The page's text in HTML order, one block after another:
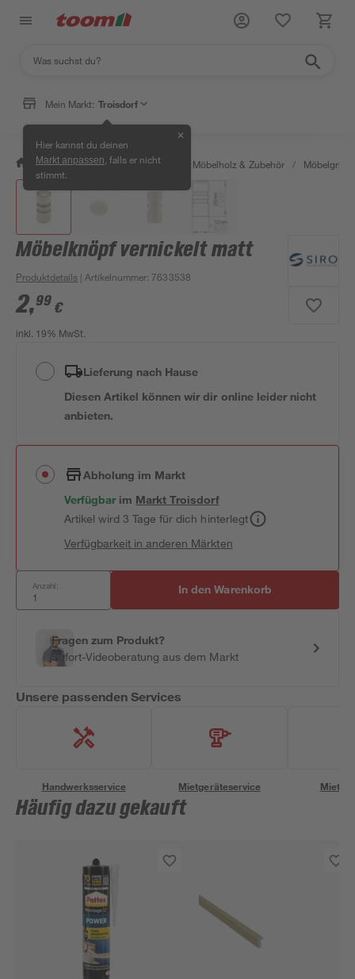
Mein Markt: Troisdorf
Hier kannst du deinen
Markt anpassen , falls er nicht
stimmt.
✕
/ Bauen & Renovieren / Holz Möbelholz & Zubehör / Möbelgriffe
Möbelknöpf vernickelt matt
Produktdetails | Artikelnummer: 7633538
2,99 €
inkl. 19% MwSt.
Lieferung nach Hause
Diesen Artikel können wir dir online leider nicht
anbieten.
Abholung im Markt
Verfügbar im MarktTroisdorf
Artikel wird 3 Tage für dich hinterlegt
Verfügbarkeit in anderen Märkten
Anzahl: In den Warenkorb
Fragen zum Produkt?
Sofort-Videoberatung aus dem Markt
Unsere passenden Services
Handwerksservice Mietgeräteservice
Häufig dazu gekauft